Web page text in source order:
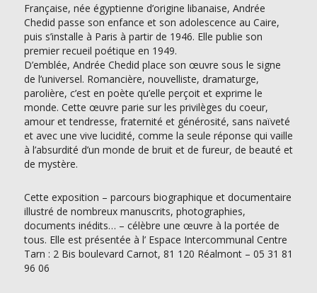
Française, née égyptienne d’origine libanaise, Andrée
Chedid passe son enfance et son adolescence au Caire,
puis s’installe à Paris à partir de 1946. Elle publie son
premier recueil poétique en 1949.
D’emblée, Andrée Chedid place son œuvre sous le signe
de l’universel. Romancière, nouvelliste, dramaturge,
parolière, c’est en poète qu’elle perçoit et exprime le
monde. Cette œuvre parie sur les privilèges du coeur,
amour et tendresse, fraternité et générosité, sans naïveté
et avec une vive lucidité, comme la seule réponse qui vaille
à l’absurdité d’un monde de bruit et de fureur, de beauté et
de mystère.
Cette exposition – parcours biographique et documentaire
illustré de nombreux manuscrits, photographies,
documents inédits… – célèbre une œuvre à la portée de
tous. Elle est présentée à l’ Espace Intercommunal Centre
Tarn : 2 Bis boulevard Carnot, 81 120 Réalmont – 05 31 81
96 06